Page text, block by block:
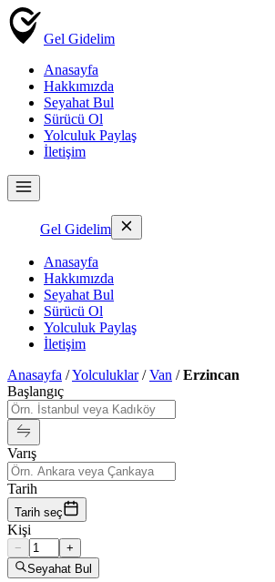
Gel Gidelim
Anasayfa
Hakkımızda
Seyahat Bul
Sürücü Ol
Yolculuk Paylaş
İletişim
Gel Gidelim
Anasayfa
Hakkımızda
Seyahat Bul
Sürücü Ol
Yolculuk Paylaş
İletişim
Anasayfa /Yolculuklar/Van /Erzincan
Başlangıç
Varış
Tarih
Tarih seç
Kişi
−
+
Seyahat Bul